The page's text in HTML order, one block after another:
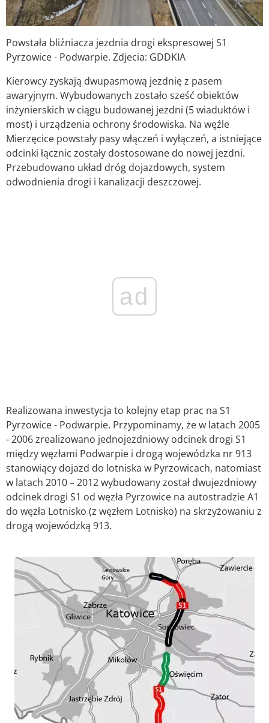
Powstała bliźniacza jezdnia drogi ekspresowej S1
Pyrzowice - Podwarpie. Zdjecia: GDDKIA
Kierowcy zyskają dwupasmową jezdnię z pasem
awaryjnym. Wybudowanych zostało sześć obiektów
inżynierskich w ciągu budowanej jezdni (5 wiaduktów i
most) i urządzenia ochrony środowiska. Na węźle
Mierzęcice powstały pasy włączeń i wyłączeń, a istniejące
odcinki łącznic zostały dostosowane do nowej jezdni.
Przebudowano układ dróg dojazdowych, system
odwodnienia drogi i kanalizacji deszczowej.
ad
Realizowana inwestycja to kolejny etap prac na S1
Pyrzowice - Podwarpie. Przypominamy, że w latach 2005
- 2006 zrealizowano jednojezdniowy odcinek drogi S1
między węzłami Podwarpie i drogą wojewódzka nr 913
stanowiący dojazd do lotniska w Pyrzowicach, natomiast
w latach 2010 – 2012 wybudowany został dwujezdniowy
odcinek drogi S1 od węzła Pyrzowice na autostradzie A1
do węzła Lotnisko (z węzłem Lotnisko) na skrzyżowaniu z
drogą wojewódzką 913.